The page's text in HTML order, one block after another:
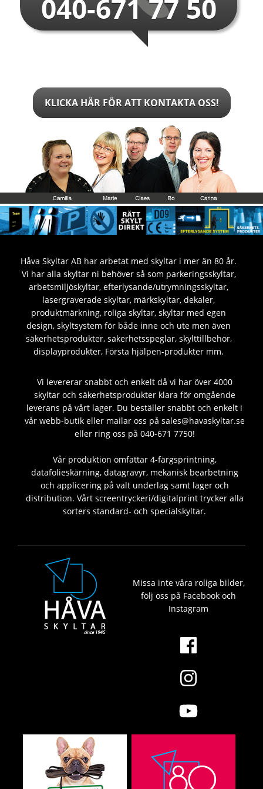
040-671 77 50
KLICKA HÄR FÖR ATT KONTAKTA OSS!
Håva Skyltar AB har arbetat med skyltar i mer än 80 år.
Vi har alla skyltar ni behöver så som parkeringsskyltar,
arbetsmiljöskyltar, efterlysande/utrymningsskyltar,
lasergraverade skyltar, märkskyltar, dekaler,
produktmärkning, roliga skyltar, skyltar med egen
design, skyltsystem för både inne och ute men även
säkerhetsprodukter, säkerhetsspeglar, skylttillbehör,
displayprodukter, Första hjälpen-produkter mm.
Vi levererar snabbt och enkelt då vi har över 4000
skyltar och säkerhetsprodukter klara för omgående
leverans på vårt lager. Du beställer snabbt och enkelt i
vår webb-butik eller mailar oss på sales@havaskyltar.se
eller ring oss på 040-671 7750!
Vår produktion omfattar 4-färgsprintning,
datafolieskärning, datagravyr, mekanisk bearbetning
och applicering på valt underlag samt lager och
distribution. Vårt screentryckeri/digitalprint trycker alla
sorters standard- och specialskyltar.
Missa inte våra roliga bilder,
följ oss på Facebook och
Instagram